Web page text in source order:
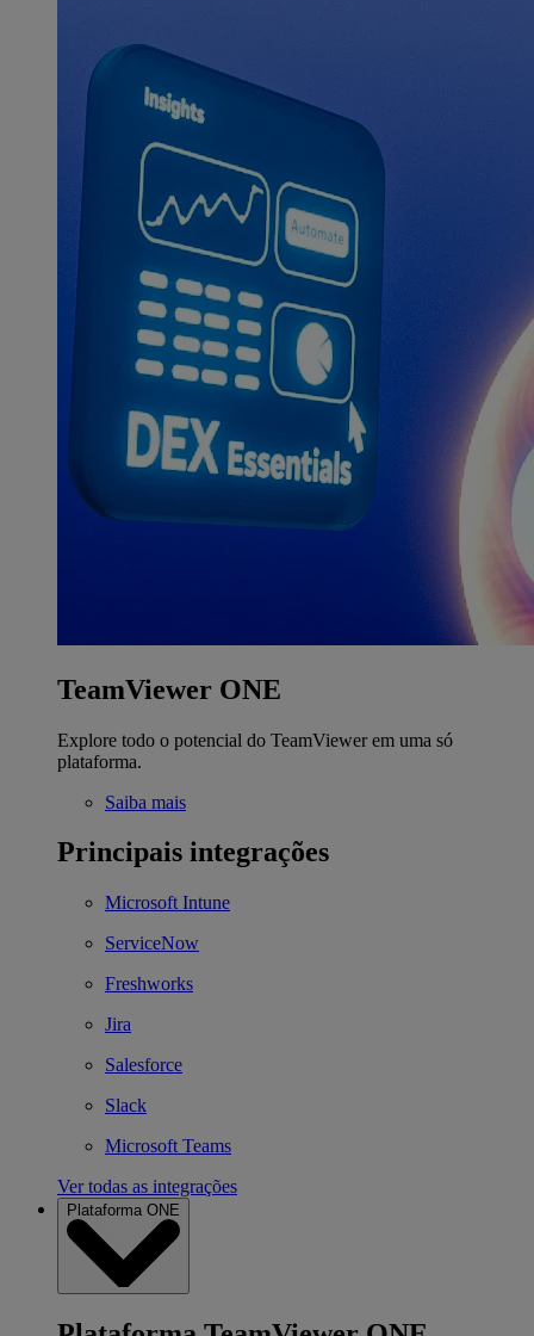
TeamViewer ONE
Explore todo o potencial do TeamViewer em uma só
plataforma.
Saiba mais
Principais integrações
Microsoft Intune
ServiceNow
Freshworks
Jira
Salesforce
Slack
Microsoft Teams
Ver todas as integrações
Plataforma ONE